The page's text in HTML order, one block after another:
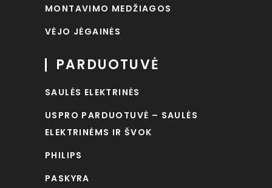
MONTAVIMO MEDŽIAGOS
VĖJO JĖGAINĖS
PARDUOTUVĖ
SAULĖS ELEKTRINĖS
USPRO PARDUOTUVĖ – SAULĖS
ELEKTRINĖMS IR ŠVOK
PHILIPS
PASKYRA